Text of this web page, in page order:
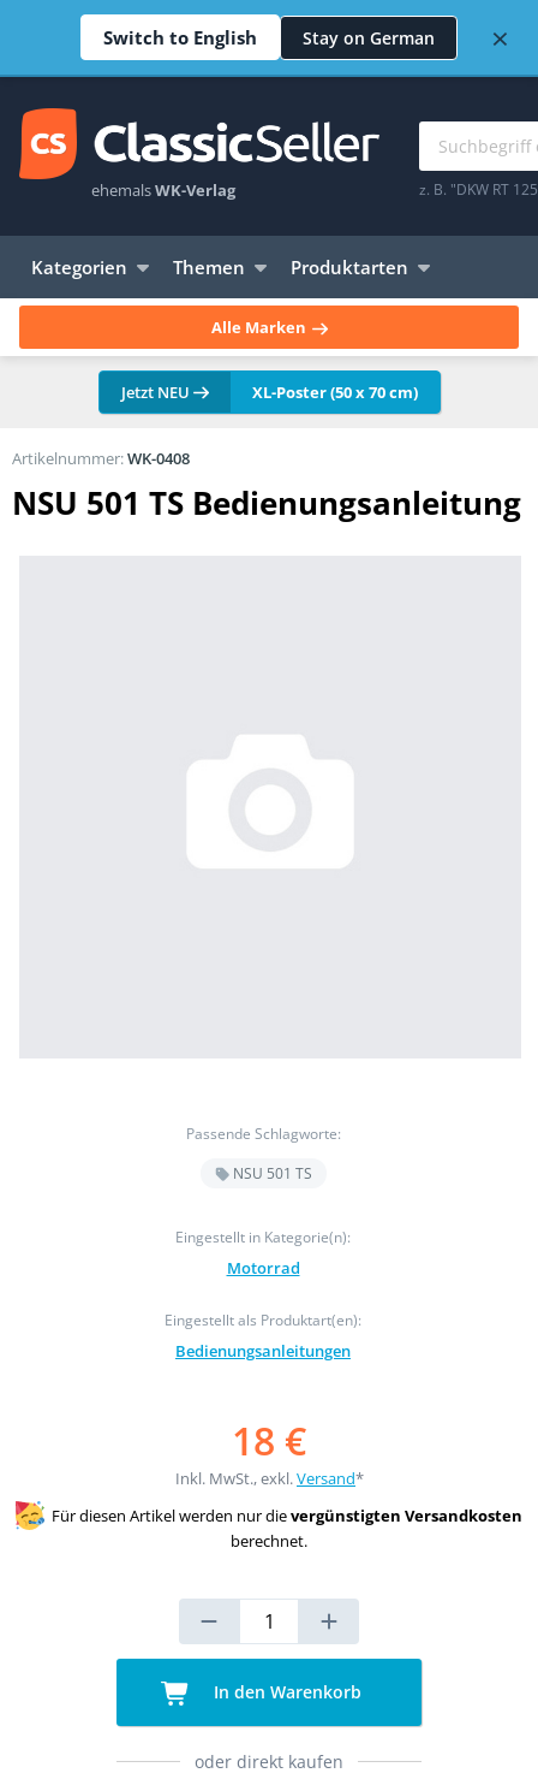
Switch to English Stay on German ×
ehemalsWK-Verlag z. B. "DKW RT
Kategorien Themen Produktarten
Alle Marken
Jetzt NEU XL-Poster (50 x 70 cm)
NSU 501 TS Bedienungsanleitung
Passende Schlagworte:
NSU 501 TS
Eingestellt in Kategorie(n):
Motorrad
Eingestellt als Produktart(en):
Bedienungsanleitungen
Artikelnummer:WK-0408
18 €
Inkl. MwSt., exkl.Versand*
Für diesen Artikel werden nur dievergünstigten Versandkosten
berechnet.
In den Warenkorb
oder direkt kaufen